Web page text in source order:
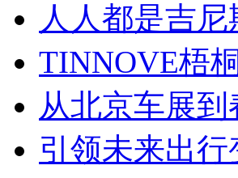
人人都是吉
TINNOVE梧
从北京车展
引领未来出